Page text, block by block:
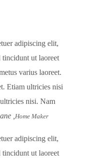
adipiscing elit,
tincidunt ut laoreet
varius laoreet.
Etiam ultricies nisi
nisi. Nam
, Home Maker
adipiscing elit,
tincidunt ut laoreet